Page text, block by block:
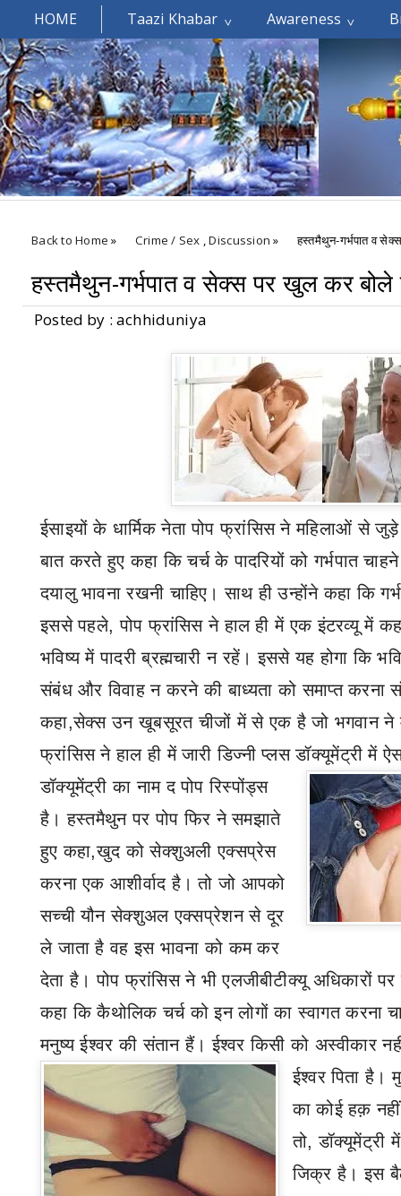
HOME Taazi Khabar Awareness
Welcomes You.....
Back to Home » Crime / Sex ,Discussion » हस्तमैथुन-गर्भपात व
हस्तमैथुन-गर्भपात व सेक्स पर खुल कर बोले
Posted by : achhiduniya
ईसाइयों के धार्मिक नेता पोप फ्रांसिस ने महिलाओं से
बात करते हुए कहा कि चर्च के पादरियों को गर्भपात
दयालु भावना रखनी चाहिए। साथ ही उन्होंने कहा कि
इससे पहले,पोप फ्रांसिस ने हाल ही में एक इंटरव्यू में
भविष्य में पादरी ब्रह्मचारी न रहें। इससे यह होगा कि
संबंध और विवाह न करने की बाध्यता को समाप्त करना
कहा,सेक्स उन खूबसूरत चीजों में से एक है जो भगवान ने
फ्रांसिस ने हाल ही में जारी डिज्नी प्लस डॉक्यूमेंट्री में
डॉक्यूमेंट्री का नाम द पोप रिस्पोंड्स
है। हस्तमैथुन पर पोप फिरनेसमझाते
हुए कहा,खुद को सेक्शुअली एक्सप्रेस
करना एक आशीर्वाद है। तो जो आपको
सच्ची यौन सेक्शुअल एक्सप्रेशन से दूर
ले जाता है वह इस भावना को कम कर
देता है। पोप फ्रांसिस ने भी एलजीबीटीक्यू अधिकारों
कहा कि कैथोलिक चर्च को इन लोगों का स्वागत करना
मनुष्य ईश्वर की संतान हैं। ईश्वर किसी को अस्वीकार
ईश्वर पिता है।
का कोई हक़ नहीं
तो,डॉक्यूमेंट्री
जिक्र है। इस